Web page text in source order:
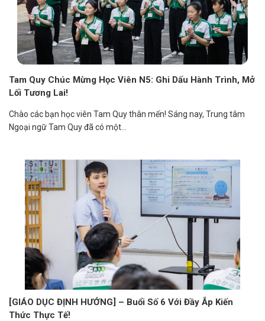
Tam Quy Chúc Mừng Học Viên N5: Ghi Dấu Hành Trình, Mở
Lối Tương Lai!
Chào các bạn học viên Tam Quy thân mến! Sáng nay, Trung tâm
Ngoại ngữ Tam Quy đã có một...
[GIÁO DỤC ĐỊNH HƯỚNG] – Buổi Số 6 Với Đầy Ắp Kiến
Thức Thực Tế!